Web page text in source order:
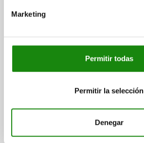
Marketing
Permitir todas
Permitir la selección
Denegar
más gastos de envío